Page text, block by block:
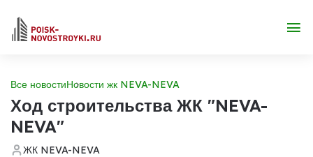
Все новостиНовости жк NEVA-NEVA
Ход строительства ЖК "NEVA-
NEVA"
ЖК NEVA-NEVA